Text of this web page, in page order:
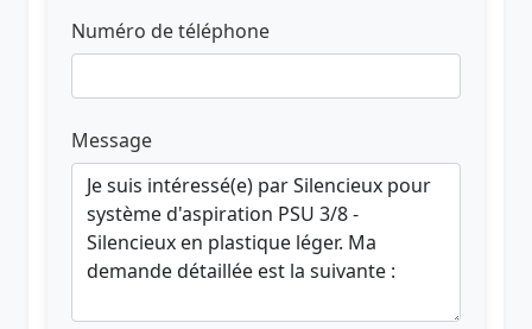
Numéro de téléphone
Message